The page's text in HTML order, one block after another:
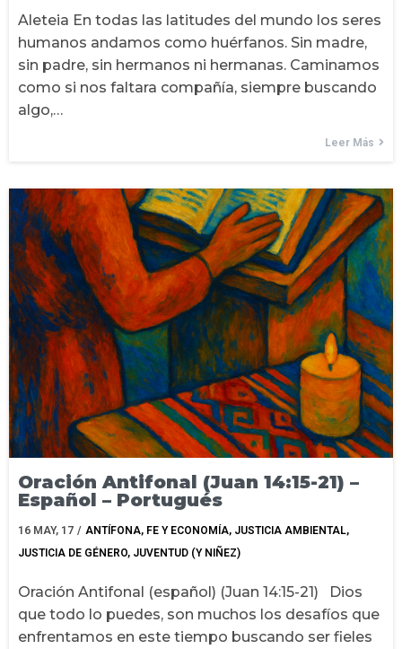
Aleteia En todas las latitudes del mundo los seres
humanos andamos como huérfanos. Sin madre,
sin padre, sin hermanos ni hermanas. Caminamos
como si nos faltara compañía, siempre buscando
algo,…
Leer Más
Oración Antifonal (Juan 14:15-21) –
Español – Portugués
16 MAY, 17 / ANTÍFONA FE Y ECONOMÍA JUSTICIA AMBIENTAL
JUSTICIA DE GÉNERO JUVENTUD (Y NIÑEZ)
Oración Antifonal (español) (Juan 14:15-21) Dios
que todo lo puedes, son muchos los desafíos que
enfrentamos en este tiempo buscando ser fieles